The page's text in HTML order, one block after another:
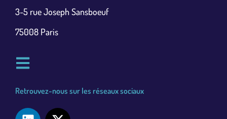
3-5 rue Joseph Sansboeuf
75008 Paris
Retrouvez-nous sur les réseaux sociaux